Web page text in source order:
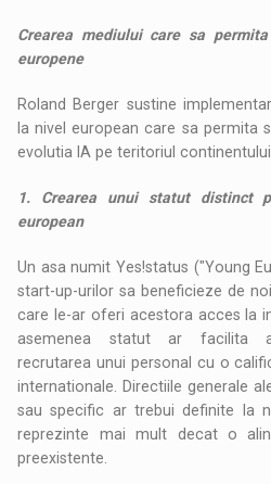
Crearea mediului care sa
europene
Roland Berger sustine
la nivel european care sa permita
evolutia IA pe teritoriul
1. Crearea unui statut distinct
european
Un asa numit Yes!status ("Young
start-up-urilor sa beneficieze de
care le-ar oferi acestora acces la
asemenea statut ar facilita
recrutarea unui personal cu o
internationale. Directiile generale
sau specific ar trebui definite la
reprezinte mai mult decat o
preexistente.